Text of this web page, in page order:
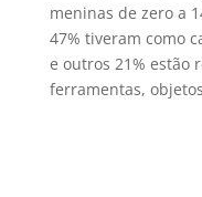
meninas de zero a
47% tiveram como
e outros 21% estão
ferramentas,